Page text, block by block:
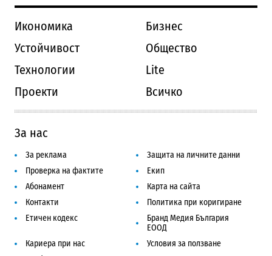
Икономика
Бизнес
Устойчивост
Общество
Технологии
Lite
Проекти
Всичко
За нас
За реклама
Защита на личните данни
Проверка на фактите
Екип
Абонамент
Карта на сайта
Контакти
Политика при коригиране
Етичен кодекс
Бранд Медия България
ЕООД
Кариера при нас
Условия за ползване